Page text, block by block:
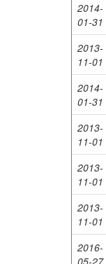
2014-
01-31
2013-
11-01
2014-
01-31
2013-
11-01
2013-
11-01
2013-
11-01
2016-
05-27